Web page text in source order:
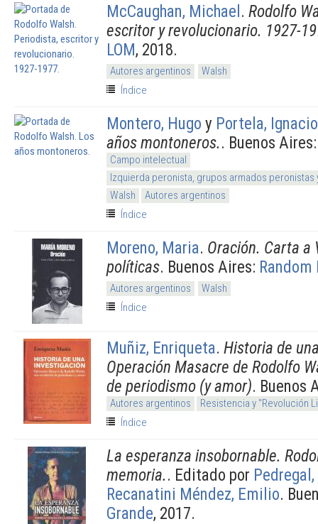
McCaughan, Michael. Rodolfo
escritor y revolucionario. 1927-
LOM, 2018.
Autores argentinos
Walsh
Índice
Montero, Hugo y Portela, Ignacio
años montoneros.. Buenos
Campo intelectual
Izquierda peronista, grupos armados
Walsh
Autores argentinos
Índice
Moreno, Maria. Oración. Carta a
políticas. Buenos Aires: Random
Autores argentinos
Walsh
Índice
Muñiz, Enriqueta. Historia de
Operación Masacre de Rodolfo
de periodismo (y amor). Buenos
Autores argentinos
Resistencia y "Revolución
Índice
La esperanza insobornable.
memoria.. Editado por
Recanatini Méndez, Emilio.
Grande, 2017.